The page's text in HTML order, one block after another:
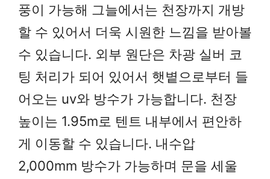
풍이 가능해 그늘에서는 천장까지 개방
할 수 있어서 더욱 시원한 느낌을 받아볼
수 있습니다. 외부 원단은 차광 실버 코
팅 처리가 되어 있어서 햇볕으로부터 들
어오는 uv와 방수가 가능합니다. 천장
높이는 1.95m로 텐트 내부에서 편안하
게 이동할 수 있습니다. 내수압
2,000mm 방수가 가능하며 문을 세울